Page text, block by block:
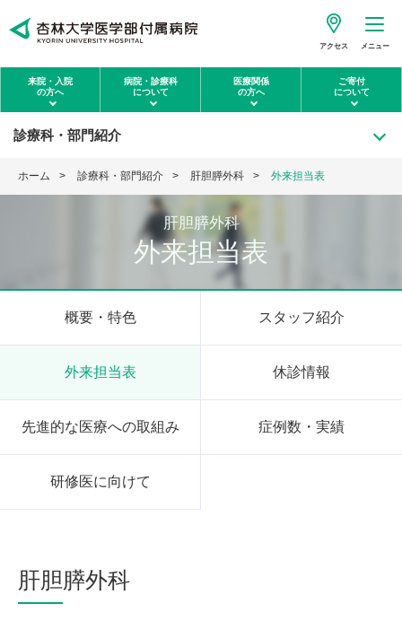
アクセス メニュー
来院・入院
の方へ
病院・診療科
について
医療関係
の方へ
ご寄付
について
診療科・部門紹介
ホーム 診療科・部門紹介 肝胆膵外科 外来担当表
肝胆膵外科
外来担当表
概要・特色 スタッフ紹介
外来担当表 休診情報
先進的な医療への取組み 症例数・実績
研修医に向けて
肝胆膵外科